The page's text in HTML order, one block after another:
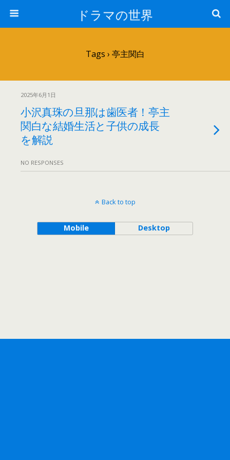
ドラマの世界
Tags › 亭主関白
2025年6月1日
小沢真珠の旦那は歯医者！亭主
関白な結婚生活と子供の成長
を解説
NO RESPONSES
Back to top
Mobile Desktop